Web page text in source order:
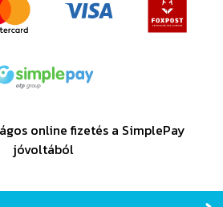
online fizetés a SimplePay